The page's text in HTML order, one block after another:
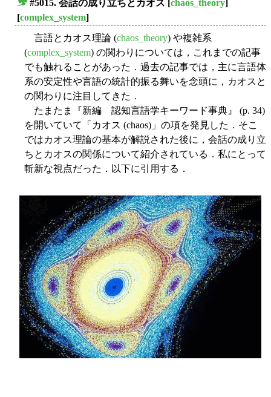
#5015. 会話の成り立ちとカオス [chaos_theory]
[complex_system]
言語とカオス理論 (chaos_theory) や複雑系
(complex_system) の関わりについては，これまでの記事
でも触れることがあった．過去の記事では，主に言語体
系の安定性や言語の統計的振る舞いを念頭に，カオスと
の関わりに注目してきた．
たまたま『新編 認知言語学キーワード事典』 (p. 34)
を開いていて「カオス (chaos)」の項を発見した．そこ
ではカオス理論の基本が解説された後に，会話の成り立
ちとカオスの関係について紹介されている．私にとって
斬新な視点だった．以下に引用する．